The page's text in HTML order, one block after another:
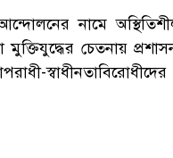
নামে
চেতনায়